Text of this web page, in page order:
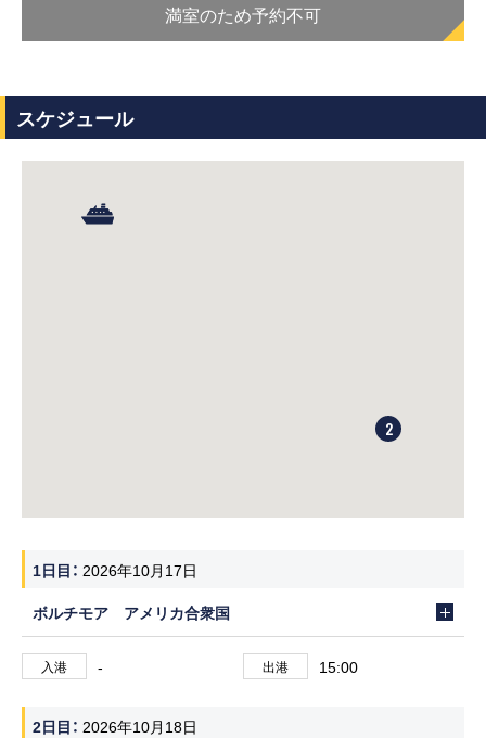
満室のため予約不可
スケジュール
2
1日目
2026年10月17日
ボルチモア アメリカ合衆国
入港 - 出港 15:00
2日目
2026年10月18日